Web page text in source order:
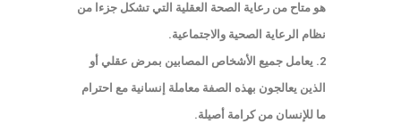
هو متاح من رعاية الصحة العقلية التي تشكل جزءا من
نظام الرعاية الصحية والاجتماعية.
2. يعامل جميع الأشخاص المصابين بمرض عقلي أو
الذين يعالجون بهذه الصفة معاملة إنسانية مع احترام
ما للإنسان من كرامة أصيلة.